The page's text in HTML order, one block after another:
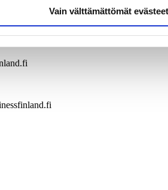
Vain välttämättömät evästeet